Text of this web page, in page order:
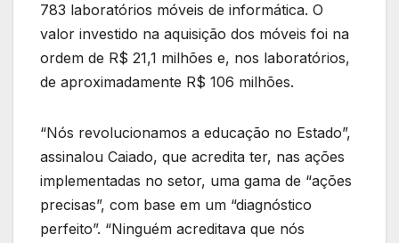
783 laboratórios móveis de informática. O
valor investido na aquisição dos móveis foi na
ordem de R$ 21,1 milhões e, nos laboratórios,
de aproximadamente R$ 106 milhões.
“Nós revolucionamos a educação no Estado”,
assinalou Caiado, que acredita ter, nas ações
implementadas no setor, uma gama de “ações
precisas”, com base em um “diagnóstico
perfeito”. “Ninguém acreditava que nós